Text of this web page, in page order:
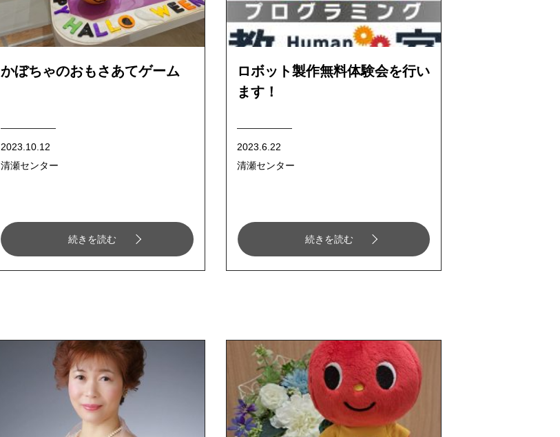
かぼちゃのおもさあてゲーム
2023.10.12
清瀬センター
続きを読む
ロボット製作無料体験会を行い
ます！
2023.6.22
清瀬センター
続きを読む